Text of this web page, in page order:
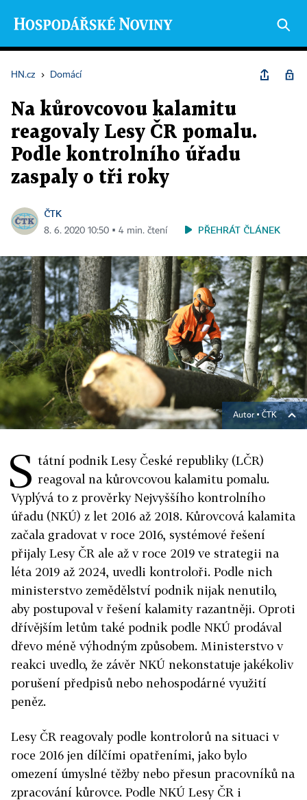
HN.cz › Domácí
Na kůrovcovou kalamitu
reagovaly Lesy ČR pomalu.
Podle kontrolního úřadu
zaspaly o tři roky
ČTK
8. 6. 2020 10:50 ▪ 4 min. čtení PŘEHRÁT ČLÁNEK
Autor ▪ČTK
S tátní podnik Lesy České republiky (LČR)
reagoval na kůrovcovou kalamitu pomalu.
Vyplývá to z prověrky Nejvyššího kontrolního
úřadu (NKÚ) z let 2016 až 2018. Kůrovcová kalamita
začala gradovat v roce 2016, systémové řešení
přijaly Lesy ČR ale až v roce 2019 ve strategii na
léta 2019 až 2024, uvedli kontroloři. Podle nich
ministerstvo zemědělství podnik nijak nenutilo,
aby postupoval v řešení kalamity razantněji. Oproti
dřívějším letům také podnik podle NKÚ prodával
dřevo méně výhodným způsobem. Ministerstvo v
reakci uvedlo, že závěr NKÚ nekonstatuje jakékoliv
porušení předpisů nebo nehospodárné využití
peněz.
Lesy ČR reagovaly podle kontrolorů na situaci v
roce 2016 jen dílčími opatřeními, jako bylo
omezení úmyslné těžby nebo přesun pracovníků na
zpracování kůrovce. Podle NKÚ Lesy ČR i